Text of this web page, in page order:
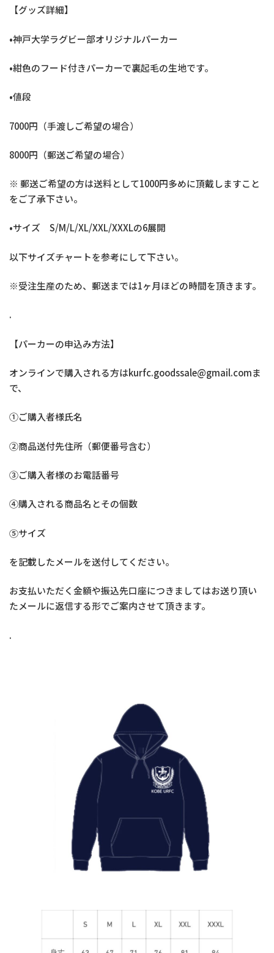
【グッズ詳細】
•神戸大学ラグビー部オリジナルパーカー
•紺色のフード付きパーカーで裏起毛の生地です。
•値段
7000円（手渡しご希望の場合）
8000円（郵送ご希望の場合）
※ 郵送ご希望の方は送料として1000円多めに頂戴しますこと
をご了承下さい。
•サイズ S/M/L/XL/XXL/XXXLの6展開
以下サイズチャートを参考にして下さい。
※受注生産のため、郵送までは1ヶ月ほどの時間を頂きます。
.
【パーカーの申込み方法】
オンラインで購入される方はkurfc.goodssale@gmail.comま
で、
①ご購入者様氏名
②商品送付先住所（郵便番号含む）
③ご購入者様のお電話番号
④購入される商品名とその個数
⑤サイズ
を記載したメールを送付してください。
お支払いただく金額や振込先口座につきましてはお送り頂い
たメールに返信する形でご案内させて頂きます。
.